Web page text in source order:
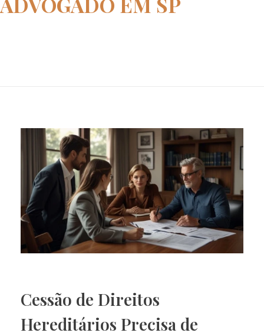
Cessão de Direitos
Hereditários Precisa de